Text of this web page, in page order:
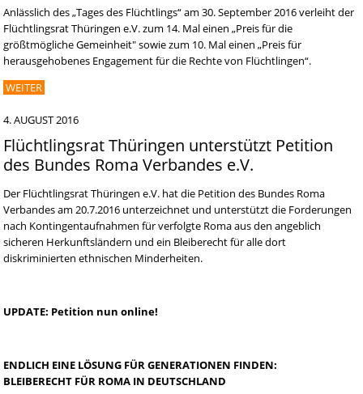
Anlässlich des „Tages des Flüchtlings“ am 30. September 2016 verleiht der
Flüchtlingsrat Thüringen e.V. zum 14. Mal einen „Preis für die
größtmögliche Gemeinheit" sowie zum 10. Mal einen „Preis für
herausgehobenes Engagement für die Rechte von Flüchtlingen“.
WEITER
4. AUGUST 2016
Flüchtlingsrat Thüringen unterstützt Petition
des Bundes Roma Verbandes e.V.
Der Flüchtlingsrat Thüringen e.V. hat die Petition des Bundes Roma
Verbandes am 20.7.2016 unterzeichnet und unterstützt die Forderungen
nach Kontingentaufnahmen für verfolgte Roma aus den angeblich
sicheren Herkunftsländern und ein Bleiberecht für alle dort
diskriminierten ethnischen Minderheiten.
UPDATE: Petition nun online!
ENDLICH EINE LÖSUNG FÜR GENERATIONEN FINDEN:
BLEIBERECHT FÜR ROMA IN DEUTSCHLAND